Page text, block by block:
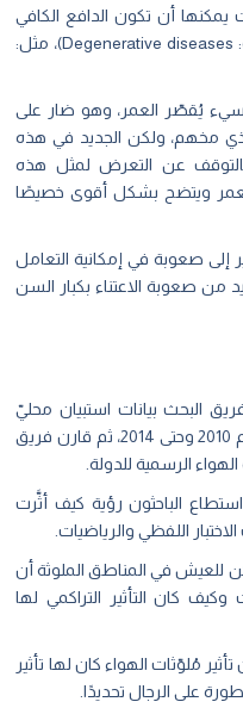
يمكنها أن تكون الدافع الكافي
لتطور أمراض تنكسيّة خطيرة (بالإنجليزيّة: Degenerative diseases)، مثل:
يُقصّر العمر، وهو ضار على
مخهم، ولكن الجديد في هذه
بالتوقف عن التعرض لمثل هذه
ويتضح بشكل أقوى خصيصًا
إلى صعوبة في إمكانية التعامل
من صعوبة الاعتناء بكبار السن
البحث بيانات استبيان محليّ
2010وحتى 2014،
قارن فريق
الرسمية للدولة.
الباحثون رؤية كيف أثَّرت
اللفظي والرياضيات.
للعيش في المناطق الملوثة أن
وكيف كان التأثير التراكمي لها
مُلوّثات الهواء كان لها تأثير
على الرجال تحديدًا.